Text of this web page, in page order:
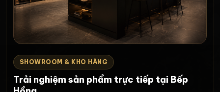
SHOWROOM & KHO HÀNG
Trải nghiệm sản phẩm trực tiếp tại Bếp